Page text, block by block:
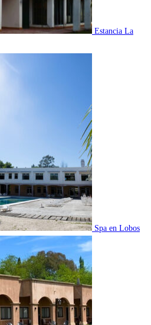
Estancia La
Spa en Lobos